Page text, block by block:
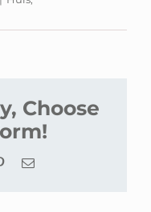
Choose
Pinterest
E-